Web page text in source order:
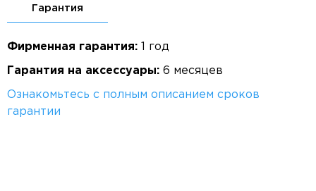
Гарантия
Фирменная гарантия: 1 год
Гарантия на аксессуары: 6 месяцев
Ознакомьтесь с полным описанием сроков
гарантии